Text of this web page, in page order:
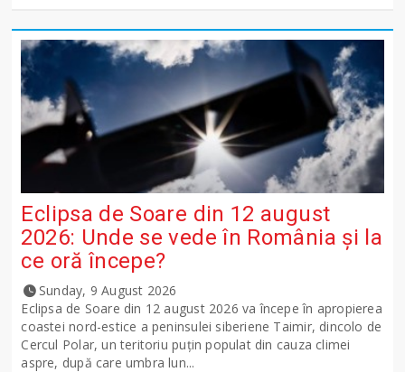
Eclipsa de Soare din 12 august
2026: Unde se vede în România și la
ce oră începe?
Sunday, 9 August 2026
Eclipsa de Soare din 12 august 2026 va începe în apropierea
coastei nord-estice a peninsulei siberiene Taimir, dincolo de
Cercul Polar, un teritoriu puțin populat din cauza climei
aspre, după care umbra lun...